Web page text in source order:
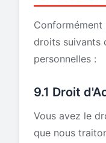
Conformément
droits suivants
personnelles :
9.1 Droit
Vous avez le
que nous